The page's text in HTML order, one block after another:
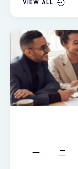
VIEW ALL
一 二